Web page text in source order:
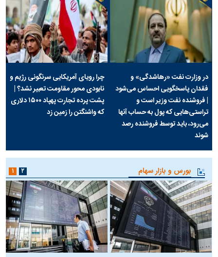
در وزارت نفت «رهاشدگی» و
فقدان پاسخگویی احساس می‌شود
| فروشنده نفت وزیر است و
تراستی‌هایی که پول به حساب آنها
می‌رود، باید توسط فروشنده رصد
شوند
چرا رویای آمریکایی سرنگونی رژیم و
نابودی محور مقاومت تعبیر نشد؟ |
پشت پرده تجارت پهپاد‌ ۱۵۰۰ دلاری
که واشنگتن را زمین زد
بورس و بازار سهام ۱ ۲